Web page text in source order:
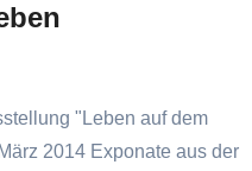
"Leben auf dem
2014 Exponate aus der